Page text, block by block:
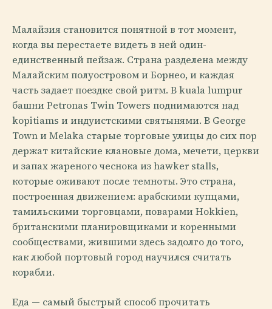
Малайзия становится понятной в тот момент,
когда вы перестаете видеть в ней один-
единственный пейзаж. Страна разделена между
Малайским полуостровом и Борнео, и каждая
часть задает поездке свой ритм. В kuala lumpur
башни Petronas Twin Towers поднимаются над
kopitiams и индуистскими святынями. В George
Town и Melaka старые торговые улицы до сих пор
держат китайские клановые дома, мечети, церкви
и запах жареного чеснока из hawker stalls,
которые оживают после темноты. Это страна,
построенная движением: арабскими купцами,
тамильскими торговцами, поварами Hokkien,
британскими планировщиками и коренными
сообществами, жившими здесь задолго до того,
как любой портовый город научился считать
корабли.
Еда — самый быстрый способ прочитать